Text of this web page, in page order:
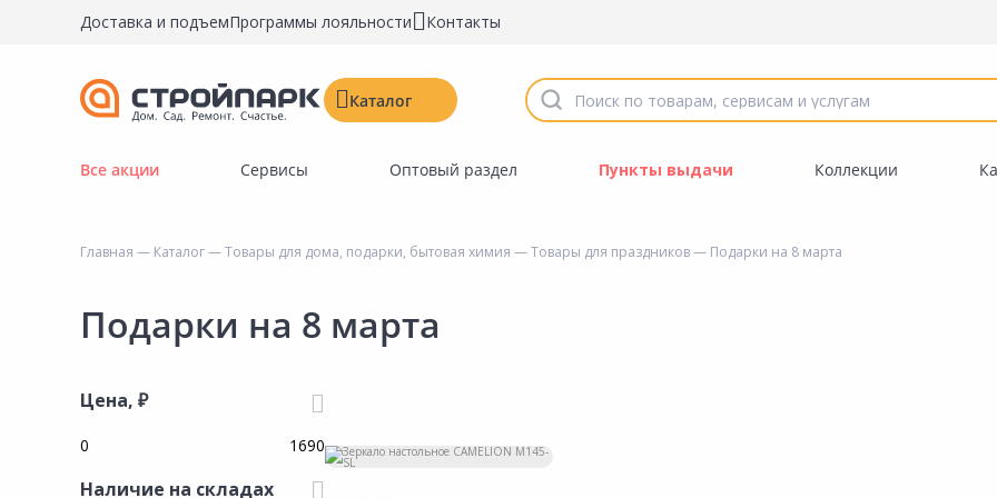
Доставка и подъемПрограммы лояльности Контакты
Каталог
Строительные материалы
Инструменты и крепёж
Керамическая плитка
Все акции Сервисы Оптовый раздел Пункты выдачи Коллекции
Главная — Каталог—Товары для дома, подарки, бытовая химия —Товары для праздников— Подарки на 8 марта
Подарки на 8 марта
Цена, ₽
Наличие на складах